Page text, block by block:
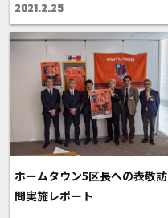
2021.2.25
ホームタウン5区長への表敬訪
問実施レポート